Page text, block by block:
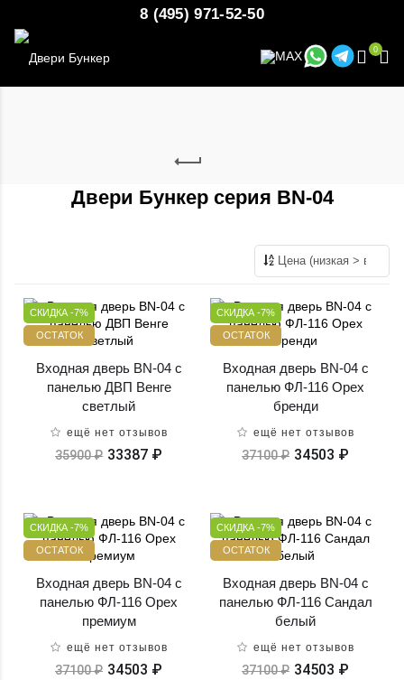
8 (495) 971-52-50
0
Двери Бункер серия BN-04
СКИДКА -7%
ОСТАТОК
Входная дверь BN-04 с
панелью ДВП Венге
светлый
ещё нет отзывов
35900 ₽ 33387 ₽
СКИДКА -7%
ОСТАТОК
Входная дверь BN-04 с
панелью ФЛ-116 Орех
бренди
ещё нет отзывов
37100 ₽ 34503 ₽
СКИДКА -7%
ОСТАТОК
Входная дверь BN-04 с
панелью ФЛ-116 Орех
премиум
ещё нет отзывов
37100 ₽ 34503 ₽
СКИДКА -7%
ОСТАТОК
Входная дверь BN-04 с
панелью ФЛ-116 Сандал
белый
ещё нет отзывов
37100 ₽ 34503 ₽